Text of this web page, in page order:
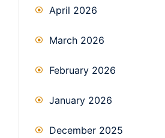
April 2026
March 2026
February 2026
January 2026
December 2025